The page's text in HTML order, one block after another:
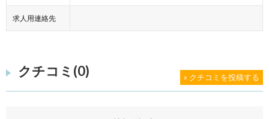
求人用連絡先
クチコミ(0) » クチコミを投稿する